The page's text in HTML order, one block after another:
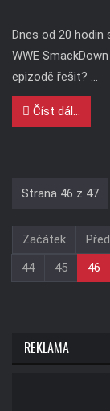
Dnes od 20
WWE
epizodě řešit? ...
Číst dál...
Strana 46 z 47
Začátek
44
45 46
REKLAMA